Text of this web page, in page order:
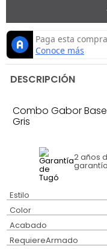
DESCRIPCIÓN
Combo Gabor
Gris
2 años
garantía
Estilo
Color
Acabado
RequiereArmado